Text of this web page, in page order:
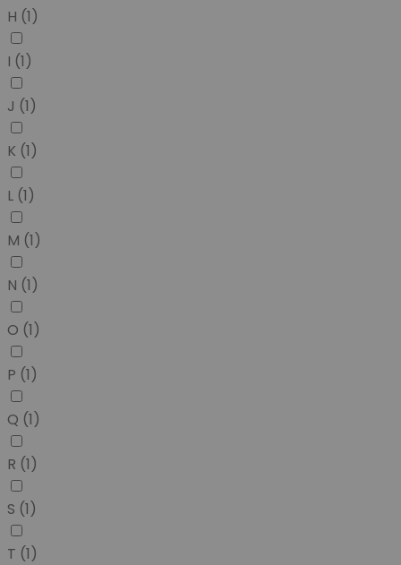
H (1)
I (1)
J (1)
K (1)
L (1)
M (1)
N (1)
O (1)
P (1)
Q (1)
R (1)
S (1)
T (1)